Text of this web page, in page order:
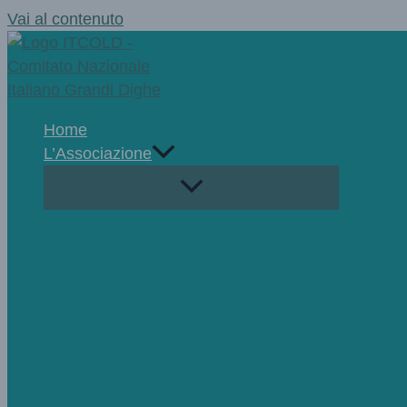
Vai al contenuto
Home
L’Associazione